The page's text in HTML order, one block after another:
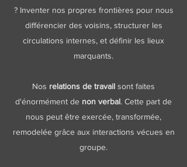
? Inventer nos propres frontières pour nous
différencier des voisins, structurer les
circulations internes, et définir les lieux
marquants.
Nos relations de travail sont faites
d'énormément de non verbal. Cette part de
nous peut être exercée, transformée,
remodelée grâce aux interactions vécues en
groupe.